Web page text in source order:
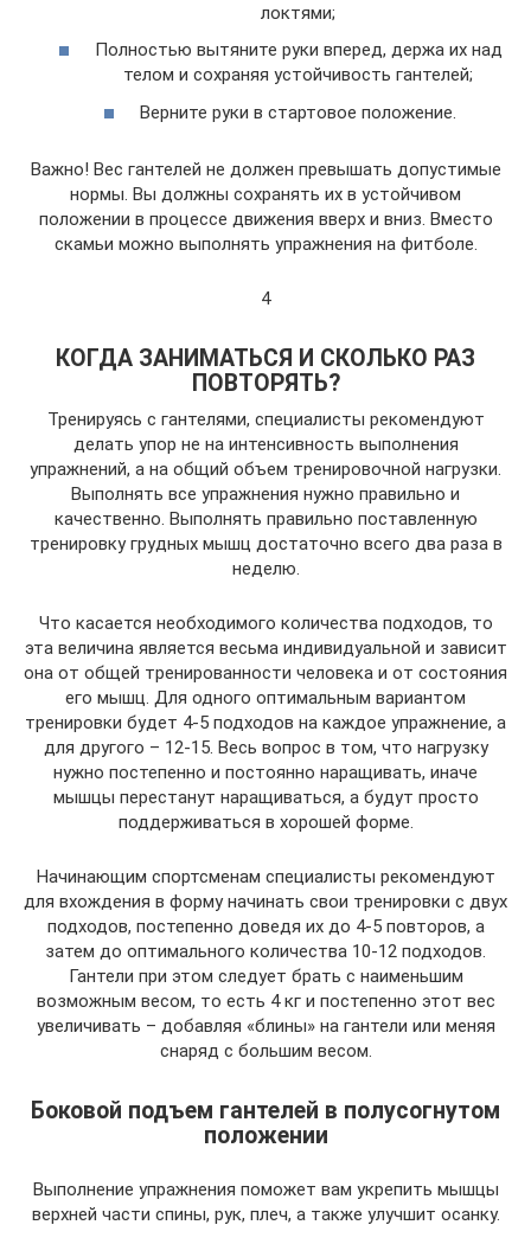
локтями;
Полностью вытяните руки вперед, держа их над
телом и сохраняя устойчивость гантелей;
Верните руки в стартовое положение.
Важно! Вес гантелей не должен превышать допустимые
нормы. Вы должны сохранять их в устойчивом
положении в процессе движения вверх и вниз. Вместо
скамьи можно выполнять упражнения на фитболе.
4
КОГДА ЗАНИМАТЬСЯ И СКОЛЬКО РАЗ
ПОВТОРЯТЬ?
Тренируясь с гантелями, специалисты рекомендуют
делать упор не на интенсивность выполнения
упражнений, а на общий объем тренировочной нагрузки.
Выполнять все упражнения нужно правильно и
качественно. Выполнять правильно поставленную
тренировку грудных мышц достаточно всего два раза в
неделю.
Что касается необходимого количества подходов, то
эта величина является весьма индивидуальной и зависит
она от общей тренированности человека и от состояния
его мышц. Для одного оптимальным вариантом
тренировки будет 4-5 подходов на каждое упражнение, а
для другого – 12-15. Весь вопрос в том, что нагрузку
нужно постепенно и постоянно наращивать, иначе
мышцы перестанут наращиваться, а будут просто
поддерживаться в хорошей форме.
Начинающим спортсменам специалисты рекомендуют
для вхождения в форму начинать свои тренировки с двух
подходов, постепенно доведя их до 4-5 повторов, а
затем до оптимального количества 10-12 подходов.
Гантели при этом следует брать с наименьшим
возможным весом, то есть 4 кг и постепенно этот вес
увеличивать – добавляя «блины» на гантели или меняя
снаряд с большим весом.
Боковой подъем гантелей в полусогнутом
положении
Выполнение упражнения поможет вам укрепить мышцы
верхней части спины, рук, плеч, а также улучшит осанку.